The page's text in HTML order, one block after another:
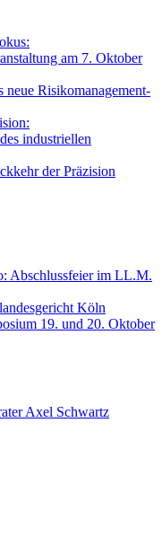
am 7. Oktober
neue Risikomanagement-
industriellen
der Präzision
Abschlussfeier im LL.M.
Köln
19. und 20. Oktober
Axel Schwartz